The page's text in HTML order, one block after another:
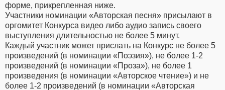
форме, прикрепленная ниже.
Участники номинации «Авторская песня» присылают в
оргомитет Конкурса видео либо аудио запись своего
выступления длительностью не более 5 минут.
Каждый участник может прислать на Конкурс не более 5
произведений (в номинации «Поэзия»), не более 1-2
произведений (в номинации «Проза»), не более 1
произведения (в номинации «Авторское чтение») и не
более 1-2 произведений (в номинации «Авторская